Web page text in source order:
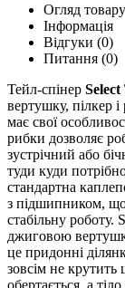
Огляд товару
Інформація
Відгуки (0)
Питання (0)
Тейл-спінер
вертушку, пілкер і
має свої
рибки дозволяє
зустрічний або
туди куди
стандартна
з підшипником, що
стабільну роботу.
джиговою
це придонні
зовсім не
обертається, а